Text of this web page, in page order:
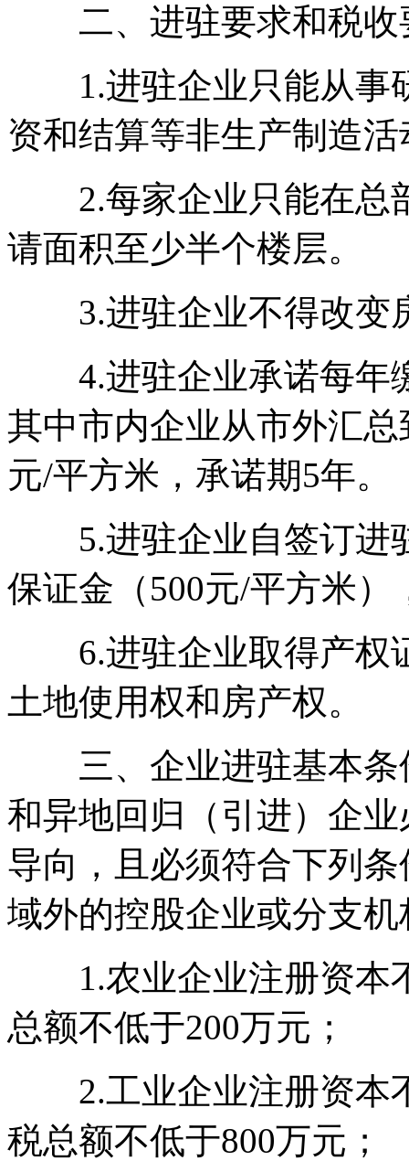
二、进驻要求和税收
1.进驻企业只能从事
资和结算等非生产制造活
2.每家企业只能在总
请面积至少半个楼层。
3.进驻企业不得改变
4.进驻企业承诺每年
其中市内企业从市外汇
元/平方米，承诺期5年。
5.进驻企业自签订进
保证金（500元/平方米
6.进驻企业取得产权
土地使用权和房产权。
三、企业进驻基本条
和异地回归（引进）企
导向，且必须符合下列
域外的控股企业或分支机
1.农业企业注册资本
总额不低于200万元；
2.工业企业注册资本
税总额不低于800万元；